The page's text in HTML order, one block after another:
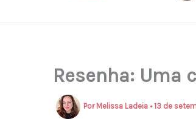
Resenha: Uma
Por Melissa Ladeia •13 de